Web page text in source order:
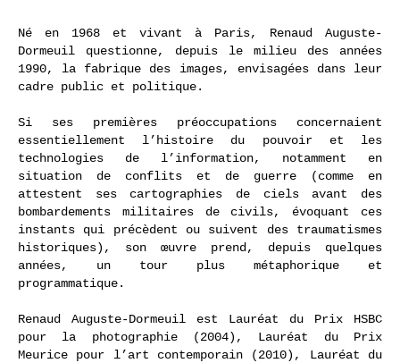
Né en 1968 et vivant à Paris, Renaud Auguste-
Dormeuil questionne, depuis le milieu des années
1990, la fabrique des images, envisagées dans leur
cadre public et politique.
Si ses premières préoccupations concernaient
essentiellement l’histoire du pouvoir et les
technologies de l’information, notamment en
situation de conflits et de guerre (comme en
attestent ses cartographies de ciels avant des
bombardements militaires de civils, évoquant ces
instants qui précèdent ou suivent des traumatismes
historiques), son œuvre prend, depuis quelques
années, un tour plus métaphorique et
programmatique.
Renaud Auguste-Dormeuil est Lauréat du Prix HSBC
pour la photographie (2004), Lauréat du Prix
Meurice pour l’art contemporain (2010), Lauréat du